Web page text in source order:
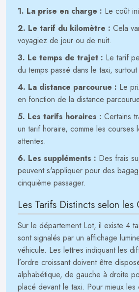
1. La prise en charge : Le coût
2. Le tarif du kilomètre : Cela
voyagiez de jour ou de nuit.
3. Le temps de trajet : Le tarif
du temps passé dans le taxi, surtout
4. La distance parcourue : Le
en fonction de la distance
5. Les tarifs horaires : Certains
un tarif horaire, comme les courses
attentes.
6. Les suppléments : Des frais
peuvent s'appliquer pour des
cinquième passager.
Les Tarifs Distincts selon les
Sur le département Lot, il existe 4
sont signalés par un affichage
véhicule. Les lettres indiquant les
l’ordre croissant doivent être
alphabétique, de gauche à droite
placé devant le taxi. Pour mieux les